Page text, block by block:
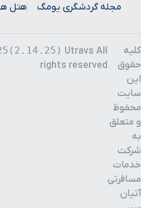
هتل های مشهد
هتل های تهران
Copyright ©